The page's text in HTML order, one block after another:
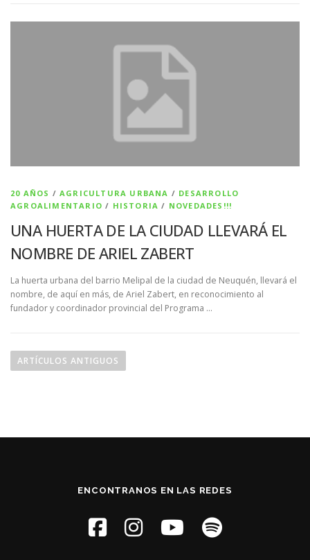
20 AÑOS /AGRICULTURA URBANA / DESARROLLO
AGROALIMENTARIO / HISTORIA / NOVEDADES!!!
UNA HUERTA DE LA CIUDAD LLEVARÁ EL
NOMBRE DE ARIEL ZABERT
La huerta urbana del barrio Melipal de la ciudad de Neuquén, llevará el
nombre, de aquí en más, de Ariel Zabert, en reconocimiento al
fundador y coordinador provincial del Programa …
aARTÍCULOS ANTIGUOS
ENCONTRANOS EN LAS REDES